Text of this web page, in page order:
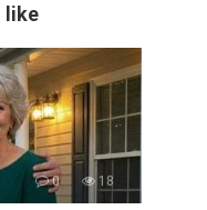
like
0 18